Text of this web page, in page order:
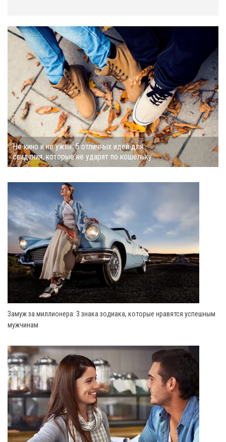
Не кино и не ужин: 5 отличных идей для
свидания, которые не ударят по кошельку
Замуж за миллионера: 3 знака зодиака, которые нравятся успешным
мужчинам